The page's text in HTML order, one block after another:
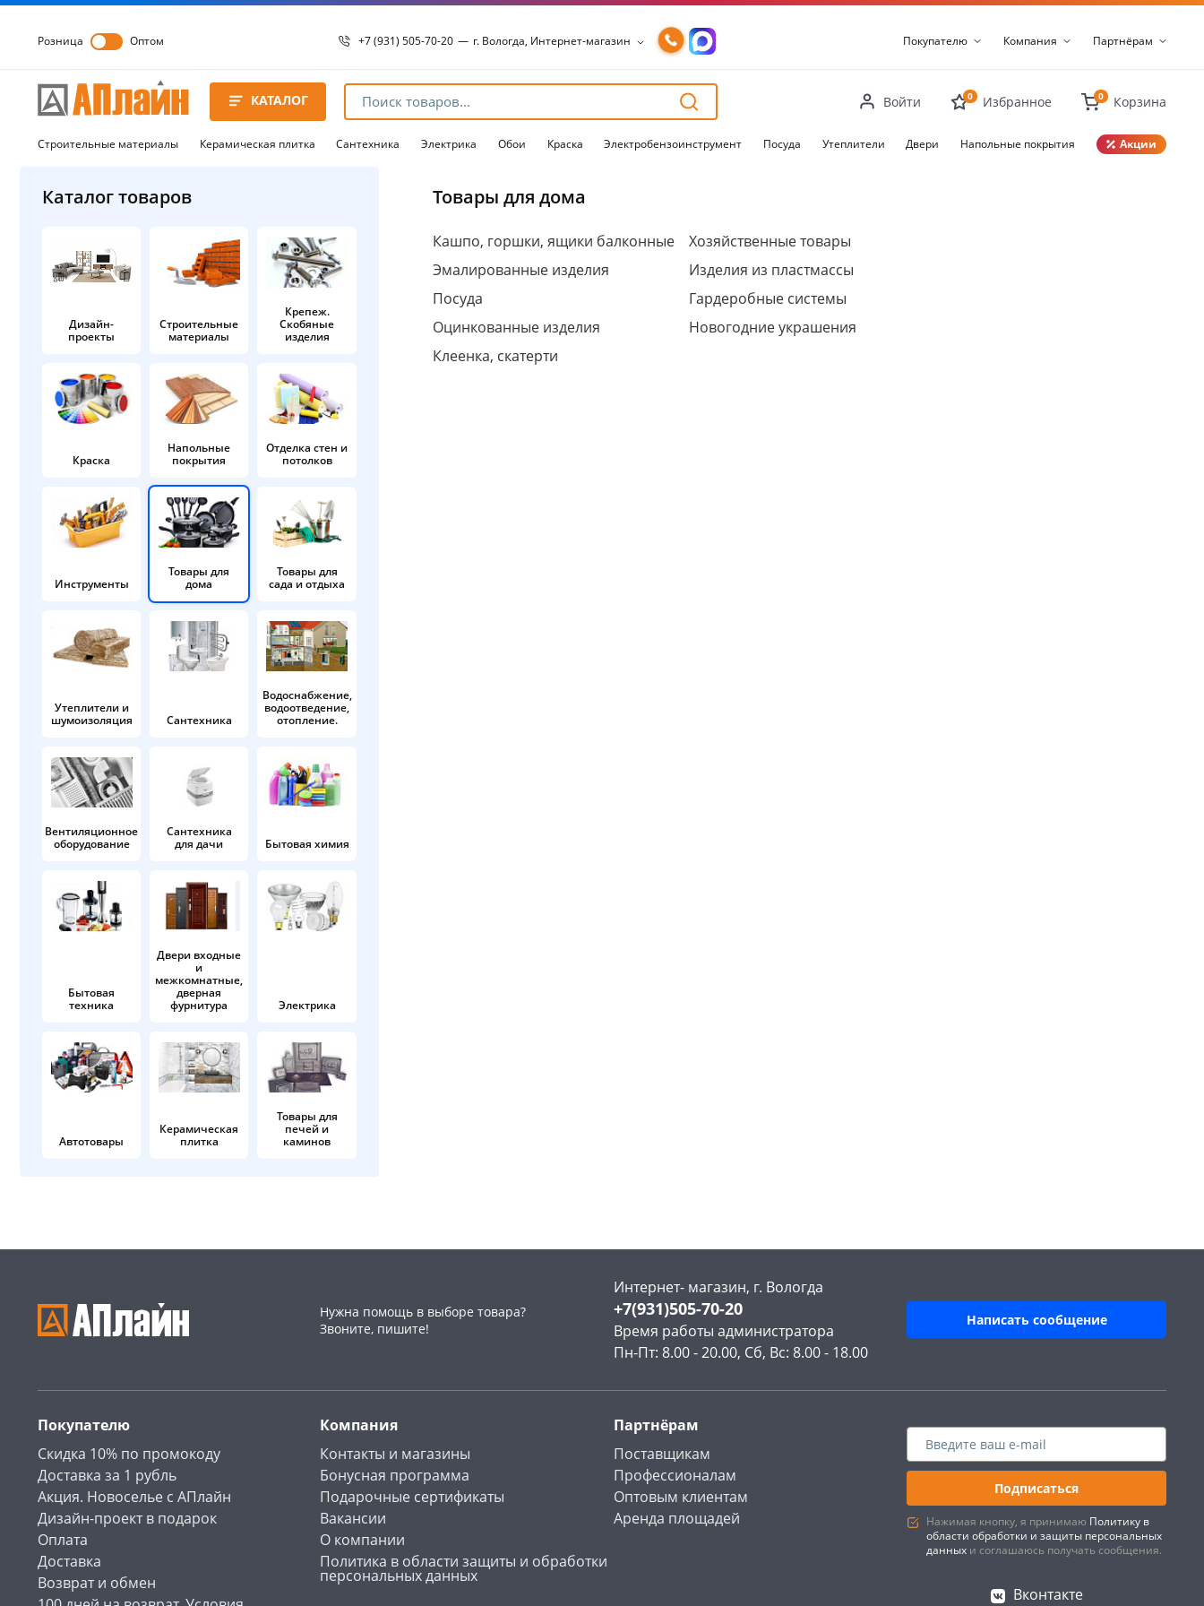
Розница Оптом +7 (931) 505-70-20 — г. Вологда, Интернет-магазин
8 8172 54-15-98
8 8172 54-15-96
г. Вологда, Пошехонское ш., 18
Покупателю Компания Партнёрам
КАТАЛОГ Войти 0 Избранное 0 Корзина
Строительные материалы Керамическая плитка Сантехника Электрика Обои Краска Электробензоинструмент Посуда Утеплители Двери Напольные покрытия Акции
Каталог товаров
Дизайн-
проекты
Строительные
материалы
Крепеж.
Скобяные
изделия
Краска
Напольные
покрытия
Отделка стен и
потолков
Инструменты
Товары для
дома
Товары для
сада и отдыха
Утеплители и
шумоизоляция
Сантехника
Водоснабжение,
водоотведение,
отопление.
Вентиляционное
оборудование
Сантехника
для дачи
Бытовая химия
Бытовая
техника
Двери входные
и
межкомнатные,
дверная
фурнитура
Электрика
Автотовары
Керамическая
плитка
Товары для
печей и
каминов
Товары для дома
Кашпо, горшки, ящики балконные
Эмалированные изделия
Посуда
Оцинкованные изделия
Клеенка, скатерти
Хозяйственные товары
Изделия из пластмассы
Гардеробные системы
Новогодние украшения
Нужна помощь в выборе товара?
Звоните, пишите!
Интернет- магазин, г. Вологда
+7(931)505-70-20
Время работы администратора
Пн-Пт: 8.00 - 20.00, Сб, Вс: 8.00 - 18.00
Написать сообщение
Покупателю
Скидка 10% по промокоду
Доставка за 1 рубль
Акция. Новоселье с АПлайн
Дизайн-проект в подарок
Оплата
Доставка
Возврат и обмен
Компания
Контакты и магазины
Бонусная программа
Подарочные сертификаты
Вакансии
О компании
Политика в области защиты и обработки
персональных данных
Партнёрам
Поставщикам
Профессионалам
Оптовым клиентам
Аренда площадей
Подписаться
Нажимая кнопку, я принимаю Политику в
области обработки и защиты персональных
данных и соглашаюсь получать сообщения.
Вконтакте
Для клиентов всех банков
Разбейтеоплату
на части
раз в 2 недели